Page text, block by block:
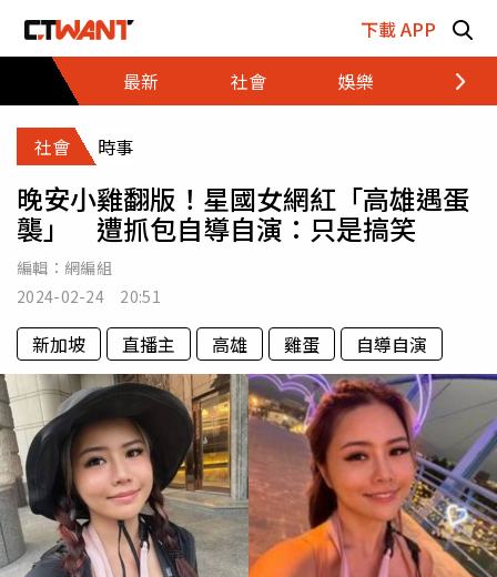
下載 APP
最新
社會 娛樂 財經
社會 時事
晚安小雞翻版！星國女網紅「高雄遇蛋
襲」 遭抓包自導自演：只是搞笑
編輯： 網編組
2024-02-24 20:51
新加坡 直播主 高雄 雞蛋 自導自演